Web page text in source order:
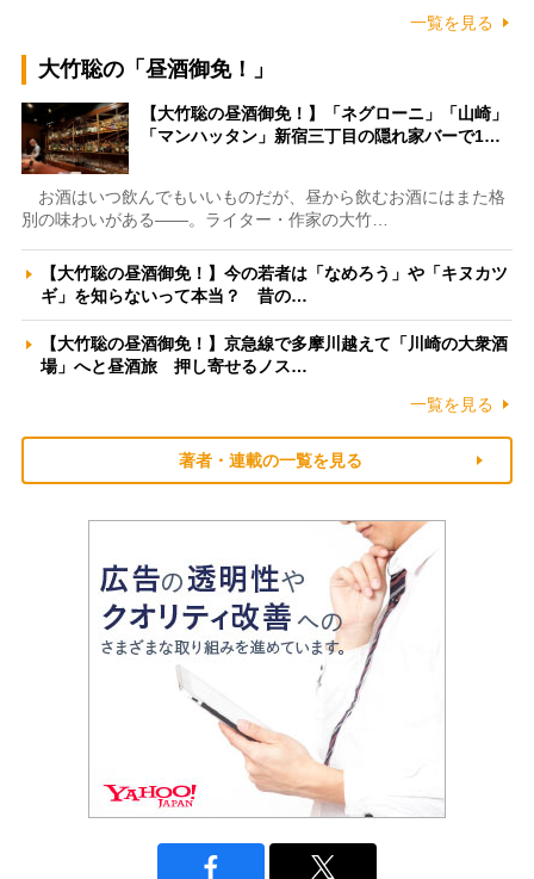
一覧を見る
大竹聡の「昼酒御免！」
【大竹聡の昼酒御免！】「ネグローニ」「山崎」
「マンハッタン」新宿三丁目の隠れ家バーで1…
お酒はいつ飲んでもいいものだが、昼から飲むお酒にはまた格
別の味わいがある――。ライター・作家の大竹…
【大竹聡の昼酒御免！】今の若者は「なめろう」や「キヌカツ
ギ」を知らないって本当？ 昔の…
【大竹聡の昼酒御免！】京急線で多摩川越えて「川崎の大衆酒
場」へと昼酒旅 押し寄せるノス…
一覧を見る
著者・連載の一覧を見る